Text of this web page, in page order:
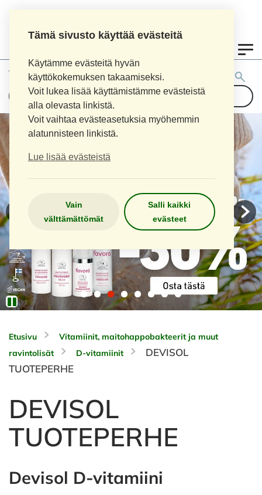
Tämä sivusto käyttää evästeitä
Käytämme evästeitä hyvän
käyttökokemuksen takaamiseksi.
Voit lukea lisää käyttämistämme evästeistä
alla olevasta linkistä.
Voit vaihtaa evästeasetuksia myöhemmin
alatunnisteen linkistä.
Lue lisää evästeistä
Vain
välttämättömät
Salli kaikki
evästeet
Tuotehaku:
Etusivu
Vitamiinit, maitohappobakteerit ja muut
ravintolisät
D-vitamiinit
DEVISOL
TUOTEPERHE
DEVISOL
TUOTEPERHE
Devisol D-vitamiini